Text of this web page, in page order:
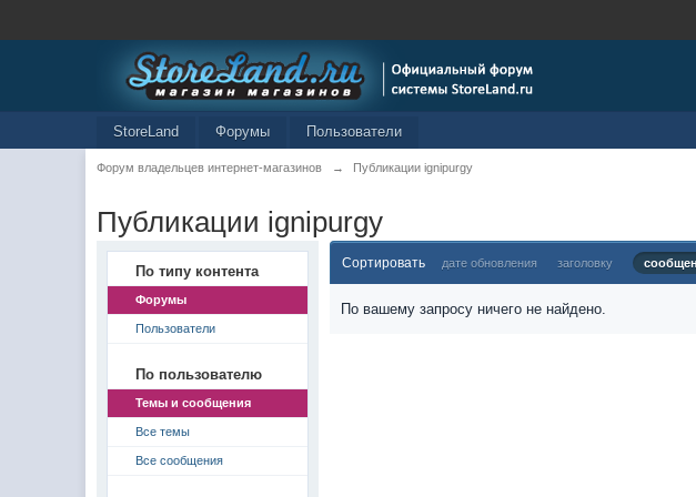
StoreLand Форумы Пользователи
Форум владельцев интернет-магазинов → Публикации ignipurgy
Публикации ignipurgy
По типу контента
Форумы
Пользователи
По пользователю
Темы и сообщения
Все темы
Все сообщения
Сортировать дате обновления заголовку
По вашему запросу ничего не найдено.